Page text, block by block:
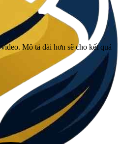
Mô tả dài hơn sẽ cho kết quả